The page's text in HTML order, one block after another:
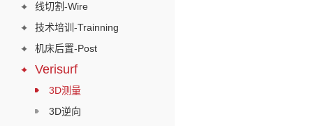
线切割-Wire
技术培训-Trainning
机床后置-Post
Verisurf
3D测量
3D逆向